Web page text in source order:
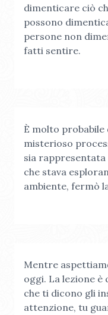
dimenticare ciò
possono
persone non
fatti sentire.
È molto probabile
misterioso
sia rappresentata
che stava
ambiente, fermò
Mentre
oggi. La lezione è
che ti dicono gli
attenzione, tu